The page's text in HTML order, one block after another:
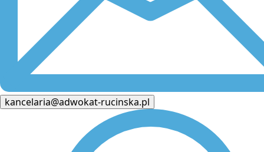
kancelaria@adwokat-rucinska.pl